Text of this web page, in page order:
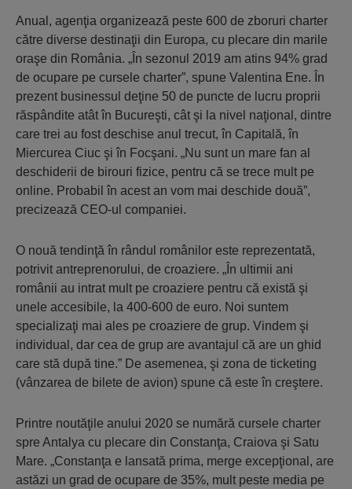
Anual, agenţia organizează peste 600 de zboruri charter
către diverse destinaţii din Europa, cu plecare din marile
oraşe din România. „În sezonul 2019 am atins 94% grad
de ocupare pe cursele charter”, spune Valentina Ene. În
prezent businessul deţine 50 de puncte de lucru proprii
răspândite atât în Bucureşti, cât şi la nivel naţional, dintre
care trei au fost deschise anul trecut, în Capitală, în
Miercurea Ciuc şi în Focşani. „Nu sunt un mare fan al
deschiderii de birouri fizice, pentru că se trece mult pe
online. Probabil în acest an vom mai deschide două”,
precizează CEO-ul companiei.
O nouă tendinţă în rândul românilor este reprezentată,
potrivit antreprenorului, de croaziere. „În ultimii ani
românii au intrat mult pe croaziere pentru că există şi
unele accesibile, la 400-600 de euro. Noi suntem
specializaţi mai ales pe croaziere de grup. Vindem şi
individual, dar cea de grup are avantajul că are un ghid
care stă după tine.” De asemenea, şi zona de ticketing
(vânzarea de bilete de avion) spune că este în creştere.
Printre noutăţile anului 2020 se numără cursele charter
spre Antalya cu plecare din Constanţa, Craiova şi Satu
Mare. „Constanţa e lansată prima, merge excepţional, are
astăzi un grad de ocupare de 35%, mult peste media pe